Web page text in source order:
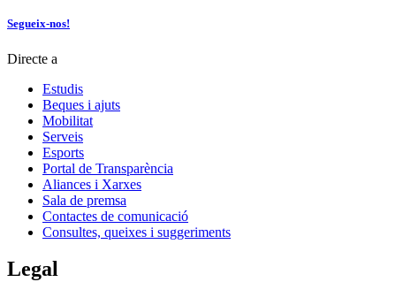
Segueix-nos!
Directe a
Estudis
Beques i ajuts
Mobilitat
Serveis
Esports
Portal de Transparència
Aliances i Xarxes
Sala de premsa
Contactes de comunicació
Consultes, queixes i suggeriments
Legal